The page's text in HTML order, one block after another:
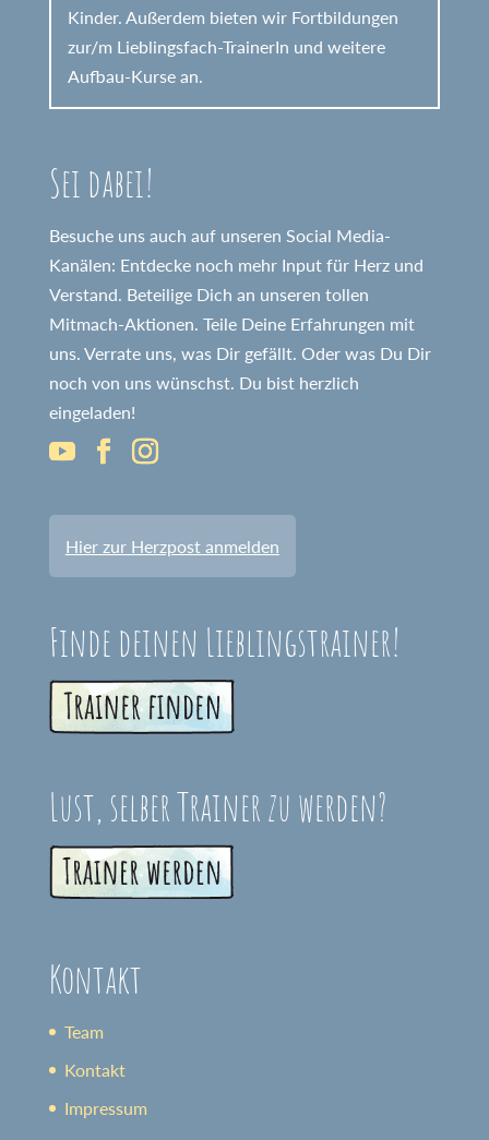
Kinder. Außerdem bieten wir Fortbildungen
zur/m Lieblingsfach-TrainerIn und weitere
Aufbau-Kurse an.
Sei dabei!
Besuche uns auch auf unseren Social Media-
Kanälen: Entdecke noch mehr Input für Herz und
Verstand. Beteilige Dich an unseren tollen
Mitmach-Aktionen. Teile Deine Erfahrungen mit
uns. Verrate uns, was Dir gefällt. Oder was Du Dir
noch von uns wünschst. Du bist herzlich
eingeladen!
Hier zur Herzpost anmelden
Finde deinen Lieblingstrainer!
Lust, selber Trainer zu werden?
Kontakt
Team
Kontakt
Impressum